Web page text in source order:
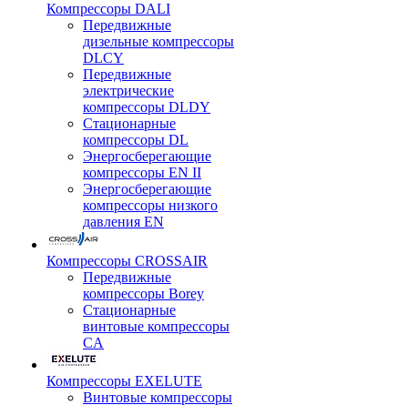
Компрессоры DALI
Передвижные
дизельные компрессоры
DLCY
Передвижные
электрические
компрессоры DLDY
Стационарные
компрессоры DL
Энергосберегающие
компрессоры EN II
Энергосберегающие
компрессоры низкого
давления EN
Компрессоры CROSSAIR
Передвижные
компрессоры Borey
Стационарные
винтовые компрессоры
CA
Компрессоры EXELUTE
Винтовые компрессоры